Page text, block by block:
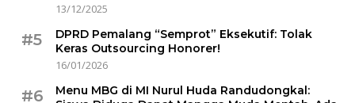
13/12/2025
#5
DPRD Pemalang “Semprot” Eksekutif: Tolak
Keras Outsourcing Honorer!
16/01/2026
#6
Menu MBG di MI Nurul Huda Randudongkal: